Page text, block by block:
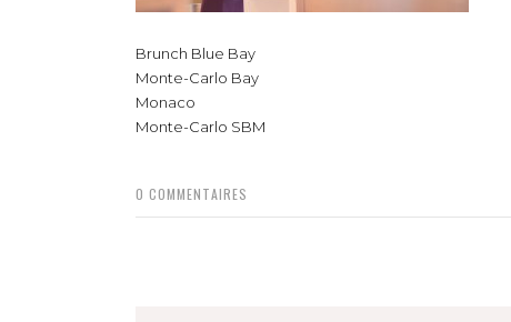
Brunch Blue Bay
Monte-Carlo Bay
Monaco
Monte-Carlo SBM
0 COMMENTAIRES